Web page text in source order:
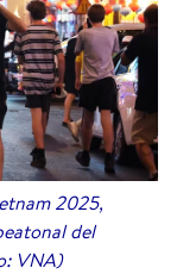
2025,
del
VNA)